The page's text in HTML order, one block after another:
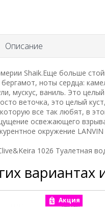
Описание
Shaik.Еще больше
ноты сердца:
мускус, ваниль. Это
веточка, это целый
все так любят, в
освежающего
окружение LANVIN
1026 Туалетная
вариантах
Акция